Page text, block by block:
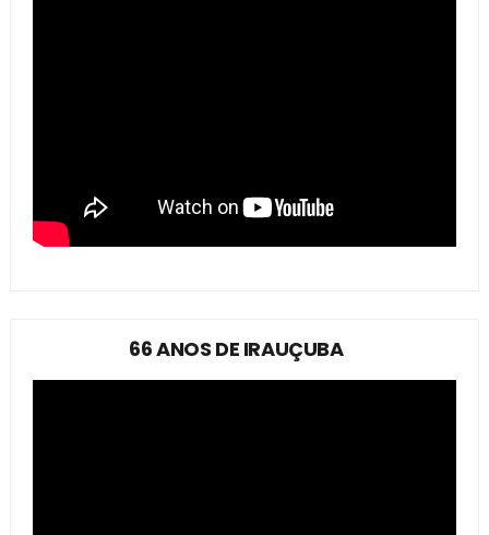
66 ANOS DE IRAUÇUBA